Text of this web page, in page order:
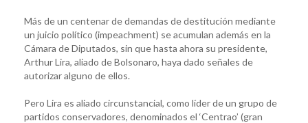
Más de un centenar de demandas de destitución mediante
un juicio político (impeachment) se acumulan además en la
Cámara de Diputados, sin que hasta ahora su presidente,
Arthur Lira, aliado de Bolsonaro, haya dado señales de
autorizar alguno de ellos.
Pero Lira es aliado circunstancial, como líder de un grupo de
partidos conservadores, denominados el ‘Centrao’ (gran